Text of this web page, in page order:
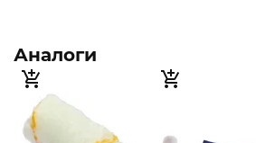
Аналоги